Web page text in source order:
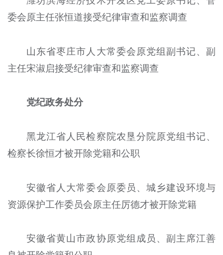
委会原主任张恒道接受纪律审查和监察调查
山东省枣庄市人大常委会原党组副书记、副
主任宋淑启接受纪律审查和监察调查
党纪政务处分
黑龙江省人民检察院农垦分院原党组书记、
检察长徐恒才被开除党籍和公职
安徽省人大常委会原委员、城乡建设环境与
资源保护工作委员会原主任厉德才被开除党籍
安徽省黄山市政协原党组成员、副主席江善